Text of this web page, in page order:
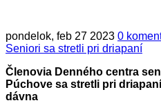
pondelok, feb 27 2023 0
Seniori sa stretli pri driapaní
Členovia Denného centra
Púchove sa stretli pri
dávna